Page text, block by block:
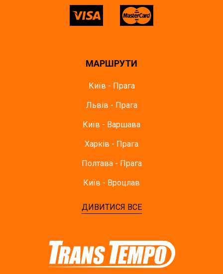
МАРШРУТИ
Київ - Прага
Львів - Прага
Київ - Варшава
Харків - Прага
Полтава - Прага
Київ - Вроцлав
ДИВИТИСЯ ВСЕ